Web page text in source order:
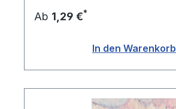
Ab 1,29 €*
In den Warenkorb